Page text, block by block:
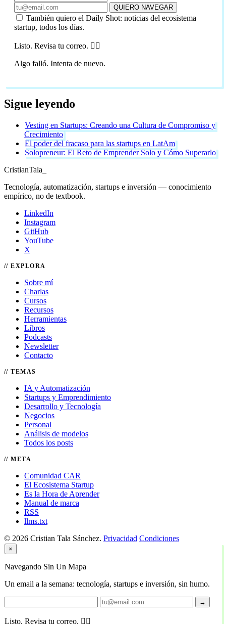
QUIERO NAVEGAR
También quiero el Daily Shot: noticias del ecosistema
startup, todos los días.
Listo. Revisa tu correo. 🏴‍☠️
Algo falló. Intenta de nuevo.
Sigue leyendo
Vesting en Startups: Creando una Cultura de Compromiso y
Crecimiento
El poder del fracaso para las startups en LatAm
Solopreneur: El Reto de Emprender Solo y Cómo Superarlo
CristianTala
Tecnología, automatización, startups e inversión — conocimiento
empírico, no de textbook.
LinkedIn
Instagram
GitHub
YouTube
X
EXPLORA
Sobre mí
Charlas
Cursos
Recursos
Herramientas
Libros
Podcasts
Newsletter
Contacto
TEMAS
IA y Automatización
Startups y Emprendimiento
Desarrollo y Tecnología
Negocios
Personal
Análisis de modelos
Todos los posts
META
Comunidad CAR
El Ecosistema Startup
Es la Hora de Aprender
Manual de marca
RSS
llms.txt
© 2026 Cristian Tala Sánchez. Privacidad Condiciones
×
Navegando Sin Un Mapa
Un email a la semana: tecnología, startups e inversión, sin humo.
→
Listo. Revisa tu correo. 🏴‍☠️